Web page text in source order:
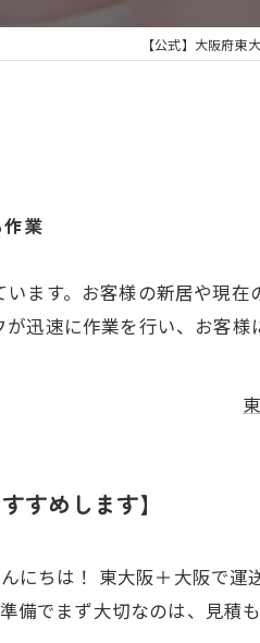
【公式】大阪府東
業
ます。お客様の新居や現在
迅速に作業を行い、お客
すめします】
にちは！ 東大阪＋大阪で運
備でまず大切なのは、見積